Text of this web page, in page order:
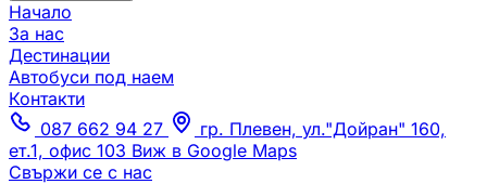
Начало
За нас
Дестинации
Автобуси под наем
Контакти
087 662 94 27
гр. Плевен, ул."Дойран" 160,
ет.1, офис 103 Виж в Google Maps
Свържи се с нас